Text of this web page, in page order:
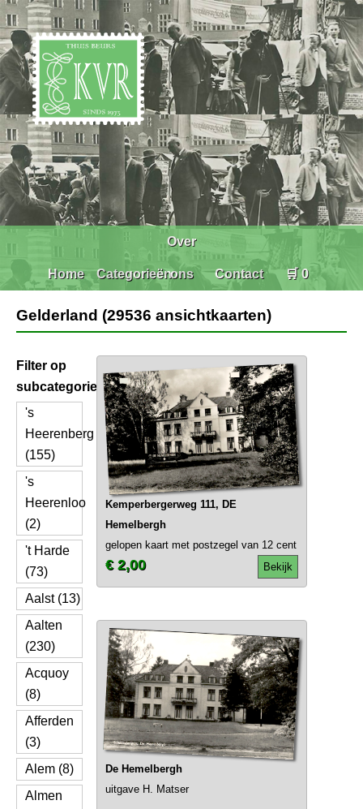
Home Categorieën
Over
ons Contact 🛒 0
Gelderland (29536 ansichtkaarten)
Filter op
subcategorie
's
Heerenberg
(155)
's
Heerenloo
(2)
't Harde
(73)
Aalst (13)
Aalten
(230)
Acquoy
(8)
Afferden
(3)
Alem (8)
Almen
Kemperbergerweg 111, DE
Hemelbergh
gelopen kaart met postzegel van 12 cent
Bekijk
€ 2,00
De Hemelbergh
uitgave H. Matser